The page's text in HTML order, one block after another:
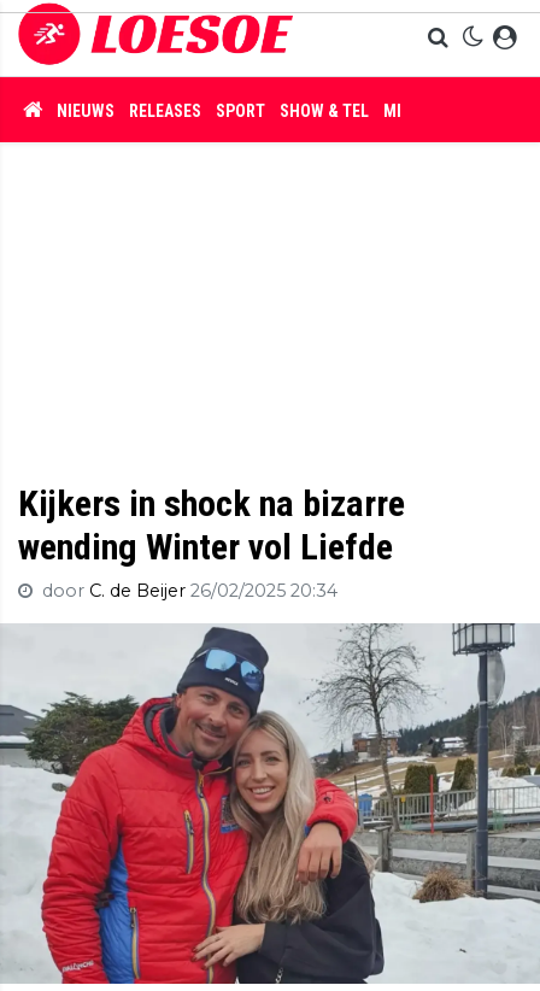
NIEUWS RELEASES SPORT SHOW & TEL MISDAAD
Kijkers in shock na bizarre
wending Winter vol Liefde
door C. de Beijer 26/02/2025 20:34